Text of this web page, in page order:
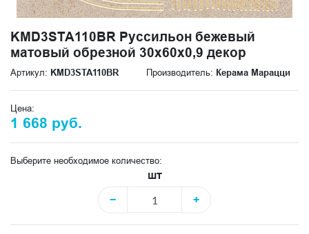
KMD3STA110BR Руссильон бежевый
матовый обрезной 30x60x0,9 декор
Артикул: KMD3STA110BR Производитель: Керама Марацци
Цена:
1 668 руб.
Выберите необходимое количество:
шт
−
+